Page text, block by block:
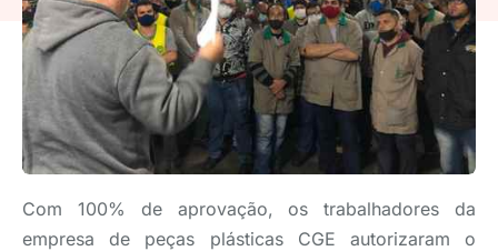
Com 100% de aprovação, os trabalhadores da
empresa de peças plásticas CGE autorizaram o